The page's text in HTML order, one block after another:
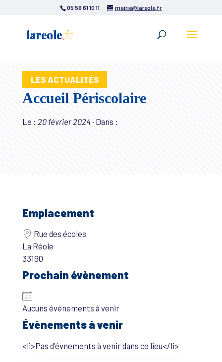
05 56 61 10 11 mairie@lareole.fr
LES ACTUALITÉS
Accueil Périscolaire
Le : 20 février 2024· Dans :
Emplacement
Rue des écoles
La Réole
33190
Prochain évènement
Aucuns évènements à venir
Évènements à venir
<li>Pas d'évnements à venir dans ce lieu</li>